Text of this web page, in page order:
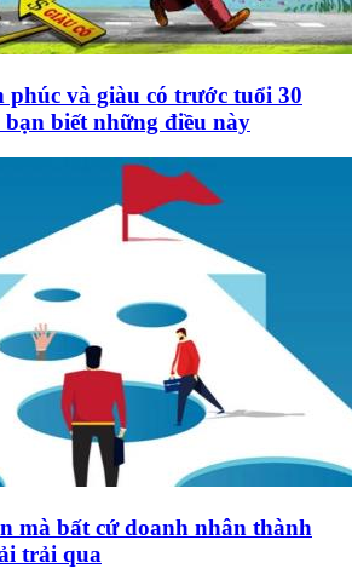
phúc và giàu có trước tuổi 30
biết những điều này
mà bất cứ doanh nhân thành
trải qua